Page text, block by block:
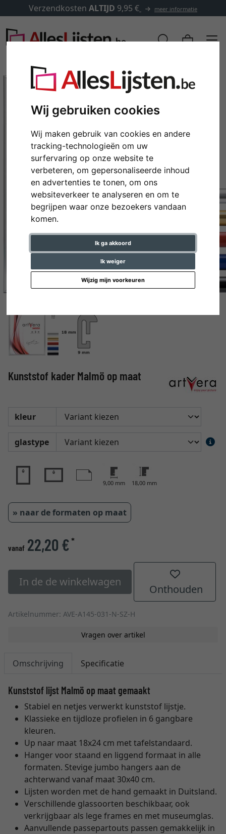
Wij gebruiken cookies
Wij maken gebruik van cookies en andere
tracking-technologieën om uw
surfervaring op onze website te
verbeteren, om gepersonaliseerde inhoud
en advertenties te tonen, om ons
websiteverkeer te analyseren en om te
begrijpen waar onze bezoekers vandaan
komen.
Ik ga akkoord
Ik weiger
Wijzig mijn voorkeuren
Verzendkosten ALTIJD 9,95 € meer informatie
Terug
Kunststof kader Malmö op maat
kleur
glastype
9,00 mm 18,00 mm
» naar de formaten op maat
vanaf 22,20 €*
In de de winkelwagen
Onthouden
Artikelnummer: AVE-A145-031-N-SZ-H
Vragen over artikel
Omschrijving Specificatie
Kunststof lijst Malmö op maat gemaakt
Stabiel en netjes verwerkt kunststof lijstje.
Klassieke en tijdloze profielen in 6 gangbare
kleuren.
Up naar maat 18x24 cm met tafelstandaard.
Hanger voor staand en liggend formaat in alle
formaten. Stevige jumbo hangers aan de
achterwand vanaf maat 30x40 cm.
Lijsten worden met de hand gemaakt in Duitsland.
Verschillende glassoorten beschikbaar, ook
verkrijgbaar als lege frames en met museumglas.
Aanvullende passepartouts passen gemakkelijk in